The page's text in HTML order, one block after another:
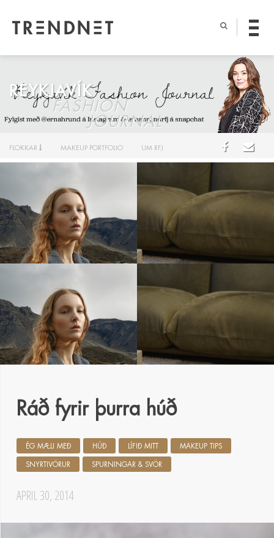
REYKJAVÍK
FASHION
JOURNAL
FLOKKAR MAKEUP PORTFOLIO UM RFJ
Ráð fyrir þurra húð
APRIL 30, 2014
ÉG MÆLI MEÐ HÚÐ LÍFIÐ MITT MAKEUP TIPS
SNYRTIVÖRUR SPURNINGAR & SVÖR